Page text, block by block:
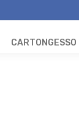
CARTONGESSO